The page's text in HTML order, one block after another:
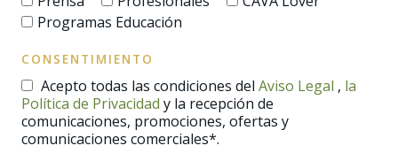
Programas Educación
CONSENTIMIENTO
Acepto todas las condiciones del Aviso Legal , la
Política de Privacidad y la recepción de
comunicaciones, promociones, ofertas y
comunicaciones comerciales*.